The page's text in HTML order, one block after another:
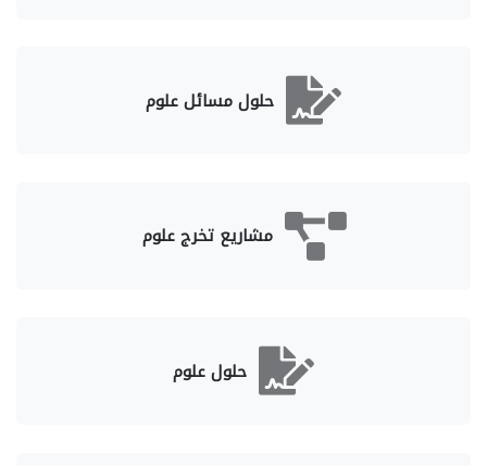
حلول مسائل علوم
مشاريع تخرج علوم
حلول علوم